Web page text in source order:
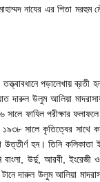
নাযের এর পিতা মরহুম
তত্ত্বাবধানে পড়ালেখায়
দারুল উলুম আলিয়া
ফাযিল পরীক্ষার
সালে কৃতিত্বের সাথে
উত্তীর্ণ হন। তিনি
উর্দু, আরবী, ইংরেজী
টানে দারুল উলুম আলিয়া